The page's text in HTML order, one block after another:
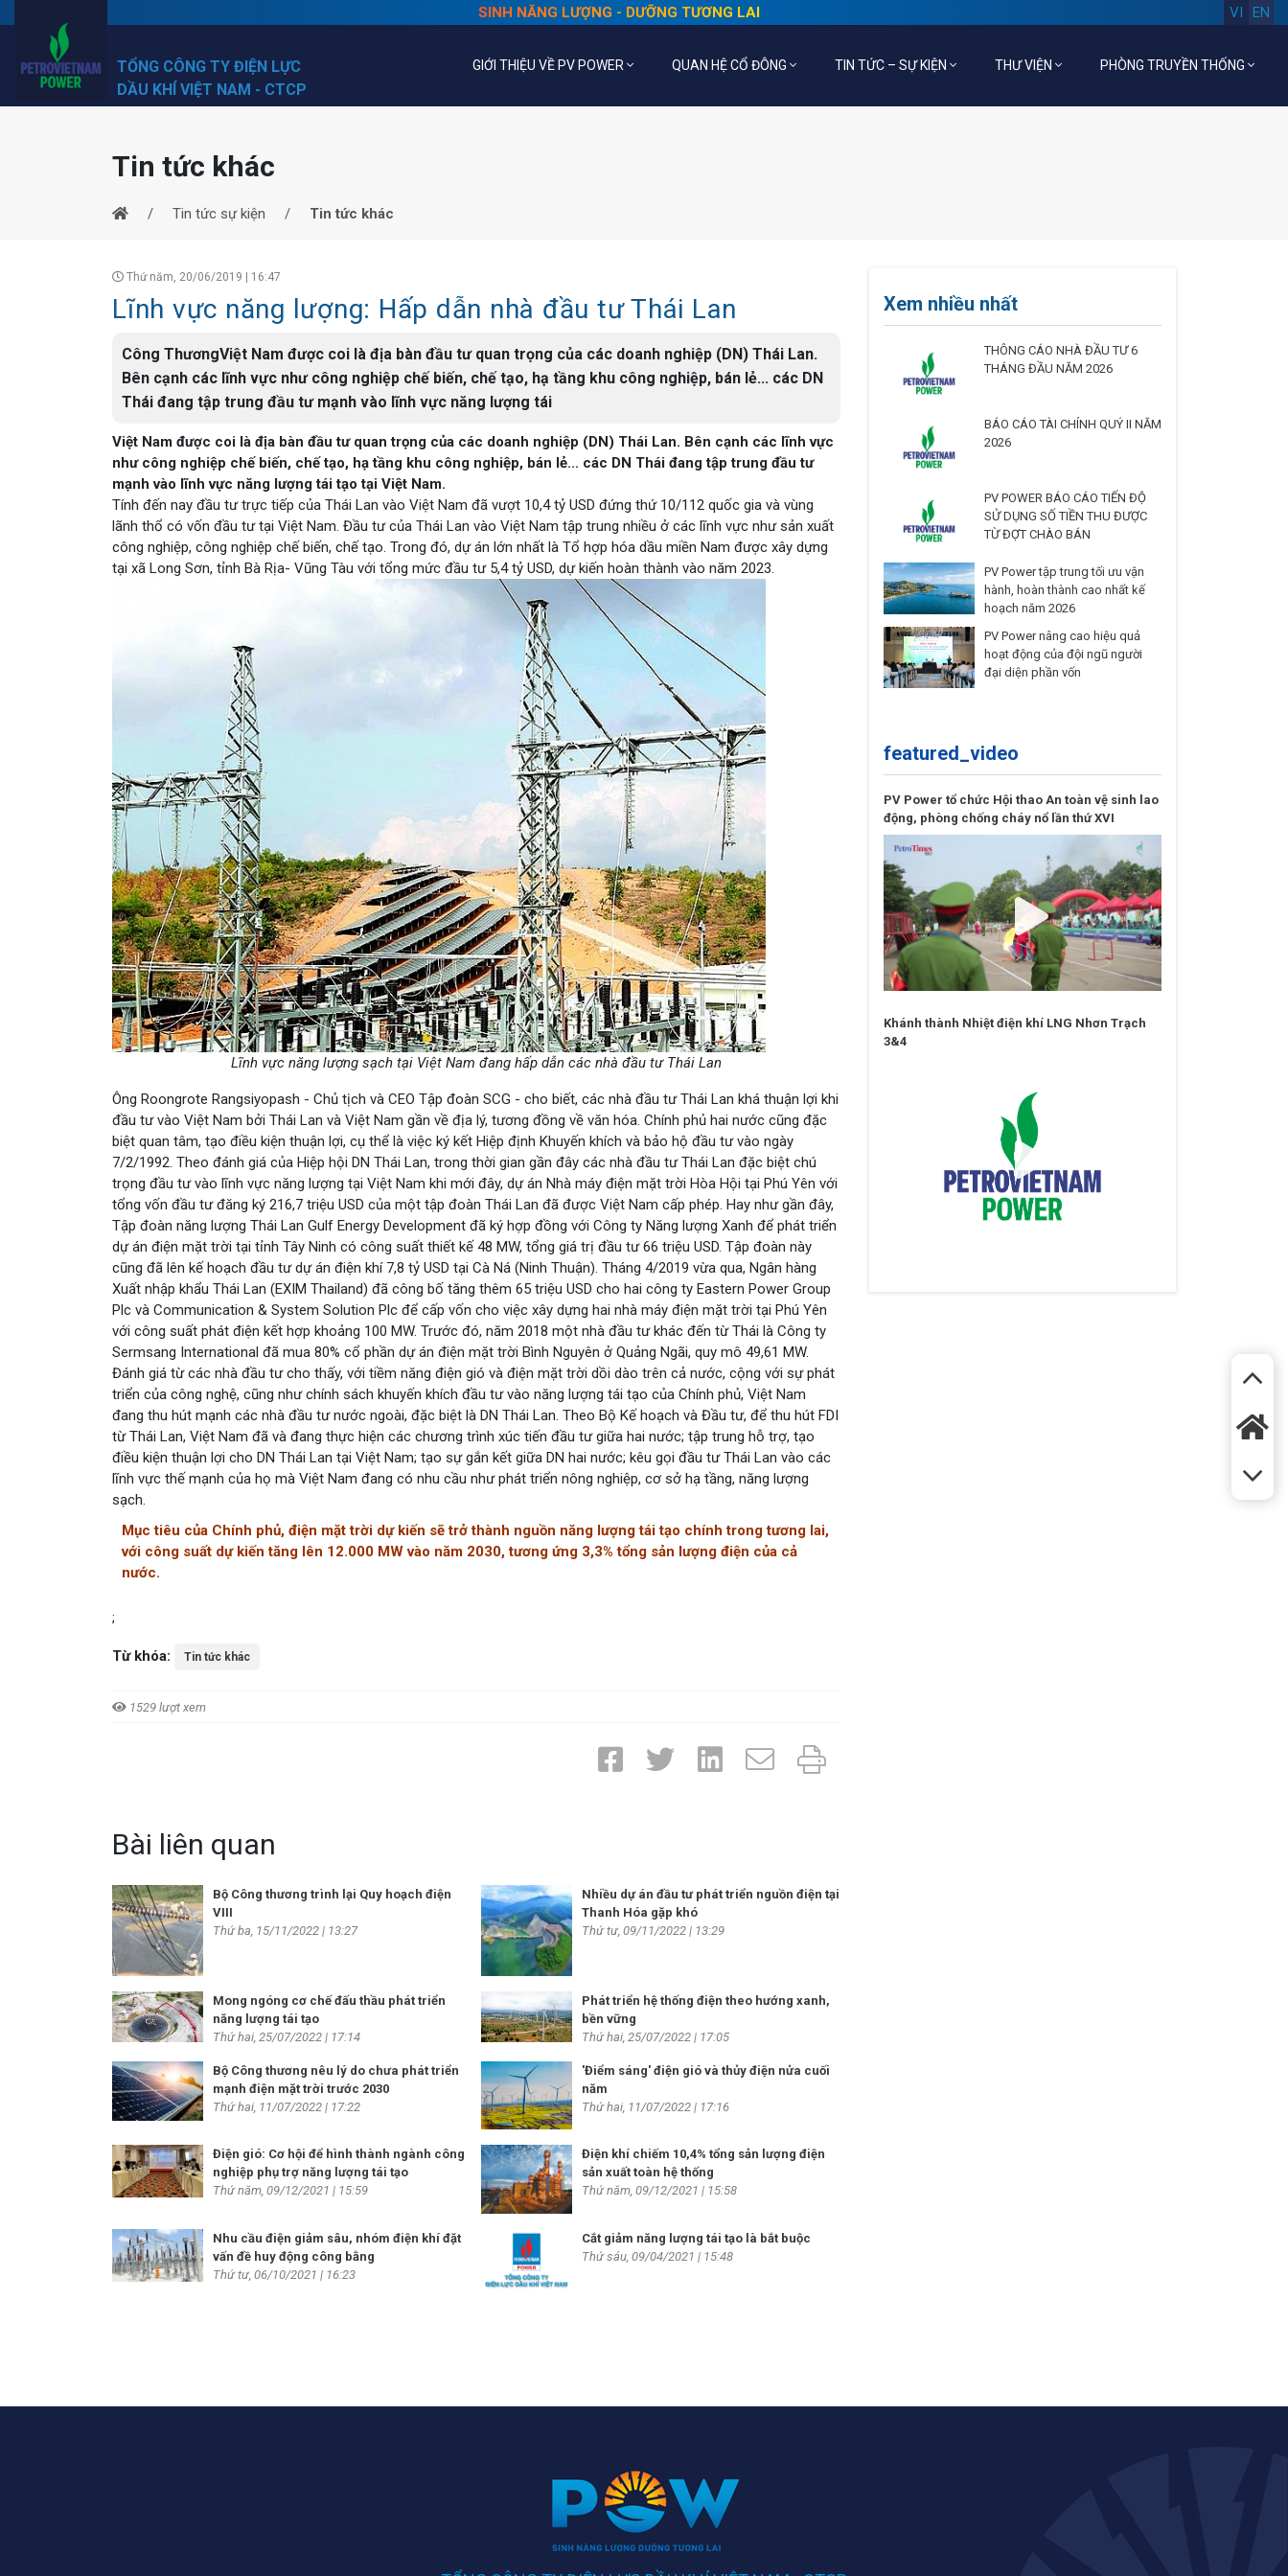
SINH NĂNG LƯỢNG - DƯỠNG TƯƠNG LAI EN
VI
TỔNG CÔNG TY ĐIỆN LỰC
DẦU KHÍ VIỆT NAM - CTCP
GIỚI THIỆU VỀ PV POWER QUAN HỆ CỔ ĐÔNG TIN TỨC – SỰ KIỆN THƯ VIỆN PHÒNG TRUYỀN THỐNG
Tin tức khác
Tin tức sự kiện Tin tức khác
Thứ năm, 20/06/2019 | 16:47
Lĩnh vực năng lượng: Hấp dẫn nhà đầu tư Thái Lan
Công ThươngViệt Nam được coi là địa bàn đầu tư quan trọng của các doanh nghiệp (DN) Thái Lan.
Bên cạnh các lĩnh vực như công nghiệp chế biến, chế tạo, hạ tầng khu công nghiệp, bán lẻ... các DN
Thái đang tập trung đầu tư mạnh vào lĩnh vực năng lượng tái
Việt Nam được coi là địa bàn đầu tư quan trọng của các doanh nghiệp (DN) Thái Lan. Bên cạnh các lĩnh vực
như công nghiệp chế biến, chế tạo, hạ tầng khu công nghiệp, bán lẻ... các DN Thái đang tập trung đầu tư
mạnh vào lĩnh vực năng lượng tái tạo tại Việt Nam.
Tính đến nay đầu tư trực tiếp của Thái Lan vào Việt Nam đã vượt 10,4 tỷ USD đứng thứ 10/112 quốc gia và vùng
lãnh thổ có vốn đầu tư tại Việt Nam. Đầu tư của Thái Lan vào Việt Nam tập trung nhiều ở các lĩnh vực như sản xuất
công nghiệp, công nghiệp chế biến, chế tạo. Trong đó, dự án lớn nhất là Tổ hợp hóa dầu miền Nam được xây dựng
tại xã Long Sơn, tỉnh Bà Rịa- Vũng Tàu với tổng mức đầu tư 5,4 tỷ USD, dự kiến hoàn thành vào năm 2023.
Lĩnh vực năng lượng sạch tại Việt Nam đang hấp dẫn các nhà đầu tư Thái Lan
Ông Roongrote Rangsiyopash - Chủ tịch và CEO Tập đoàn SCG - cho biết, các nhà đầu tư Thái Lan khá thuận lợi khi
đầu tư vào Việt Nam bởi Thái Lan và Việt Nam gần về địa lý, tương đồng về văn hóa. Chính phủ hai nước cũng đặc
biệt quan tâm, tạo điều kiện thuận lợi, cụ thể là việc ký kết Hiệp định Khuyến khích và bảo hộ đầu tư vào ngày
7/2/1992. Theo đánh giá của Hiệp hội DN Thái Lan, trong thời gian gần đây các nhà đầu tư Thái Lan đặc biệt chú
trọng đầu tư vào lĩnh vực năng lượng tại Việt Nam khi mới đây, dự án Nhà máy điện mặt trời Hòa Hội tại Phú Yên với
tổng vốn đầu tư đăng ký 216,7 triệu USD của một tập đoàn Thái Lan đã được Việt Nam cấp phép. Hay như gần đây,
Tập đoàn năng lượng Thái Lan Gulf Energy Development đã ký hợp đồng với Công ty Năng lượng Xanh để phát triển
dự án điện mặt trời tại tỉnh Tây Ninh có công suất thiết kế 48 MW, tổng giá trị đầu tư 66 triệu USD. Tập đoàn này
cũng đã lên kế hoạch đầu tư dự án điện khí 7,8 tỷ USD tại Cà Ná (Ninh Thuận). Tháng 4/2019 vừa qua, Ngân hàng
Xuất nhập khẩu Thái Lan (EXIM Thailand) đã công bố tăng thêm 65 triệu USD cho hai công ty Eastern Power Group
Plc và Communication & System Solution Plc để cấp vốn cho việc xây dựng hai nhà máy điện mặt trời tại Phú Yên
với công suất phát điện kết hợp khoảng 100 MW. Trước đó, năm 2018 một nhà đầu tư khác đến từ Thái là Công ty
Sermsang International đã mua 80% cổ phần dự án điện mặt trời Bình Nguyên ở Quảng Ngãi, quy mô 49,61 MW.
Đánh giá từ các nhà đầu tư cho thấy, với tiềm năng điện gió và điện mặt trời dồi dào trên cả nước, cộng với sự phát
triển của công nghệ, cũng như chính sách khuyến khích đầu tư vào năng lượng tái tạo của Chính phủ, Việt Nam
đang thu hút mạnh các nhà đầu tư nước ngoài, đặc biệt là DN Thái Lan. Theo Bộ Kế hoạch và Đầu tư, để thu hút FDI
từ Thái Lan, Việt Nam đã và đang thực hiện các chương trình xúc tiến đầu tư giữa hai nước; tập trung hỗ trợ, tạo
điều kiện thuận lợi cho DN Thái Lan tại Việt Nam; tạo sự gắn kết giữa DN hai nước; kêu gọi đầu tư Thái Lan vào các
lĩnh vực thế mạnh của họ mà Việt Nam đang có nhu cầu như phát triển nông nghiệp, cơ sở hạ tầng, năng lượng
sạch.
Mục tiêu của Chính phủ, điện mặt trời dự kiến sẽ trở thành nguồn năng lượng tái tạo chính trong tương lai,
với công suất dự kiến tăng lên 12.000 MW vào năm 2030, tương ứng 3,3% tổng sản lượng điện của cả
nước.
;
Từ khóa: Tin tức khác
1529 lượt xem
Bài liên quan
Bộ Công thương trình lại Quy hoạch điện
VIII
Thứ ba, 15/11/2022 | 13:27
Nhiều dự án đầu tư phát triển nguồn điện tại
Thanh Hóa gặp khó
Thứ tư, 09/11/2022 | 13:29
Mong ngóng cơ chế đấu thầu phát triển
năng lượng tái tạo
Thứ hai, 25/07/2022 | 17:14
Phát triển hệ thống điện theo hướng xanh,
bền vững
Thứ hai, 25/07/2022 | 17:05
Bộ Công thương nêu lý do chưa phát triển
mạnh điện mặt trời trước 2030
Thứ hai, 11/07/2022 | 17:22
'Điểm sáng' điện gió và thủy điện nửa cuối
năm
Thứ hai, 11/07/2022 | 17:16
Điện gió: Cơ hội để hình thành ngành công
nghiệp phụ trợ năng lượng tái tạo
Thứ năm, 09/12/2021 | 15:59
Điện khí chiếm 10,4% tổng sản lượng điện
sản xuất toàn hệ thống
Thứ năm, 09/12/2021 | 15:58
Nhu cầu điện giảm sâu, nhóm điện khí đặt
vấn đề huy động công bằng
Thứ tư, 06/10/2021 | 16:23
Cắt giảm năng lượng tái tạo là bắt buộc
Thứ sáu, 09/04/2021 | 15:48
Xem nhiều nhất
THÔNG CÁO NHÀ ĐẦU TƯ 6
THÁNG ĐẦU NĂM 2026
BÁO CÁO TÀI CHÍNH QUÝ II NĂM
2026
PV POWER BÁO CÁO TIẾN ĐỘ
SỬ DỤNG SỐ TIỀN THU ĐƯỢC
TỪ ĐỢT CHÀO BÁN
PV Power tập trung tối ưu vận
hành, hoàn thành cao nhất kế
hoạch năm 2026
PV Power nâng cao hiệu quả
hoạt động của đội ngũ người
đại diện phần vốn
featured_video
PV Power tổ chức Hội thao An toàn vệ sinh lao
động, phòng chống cháy nổ lần thứ XVI
Khánh thành Nhiệt điện khí LNG Nhơn Trạch
3&4